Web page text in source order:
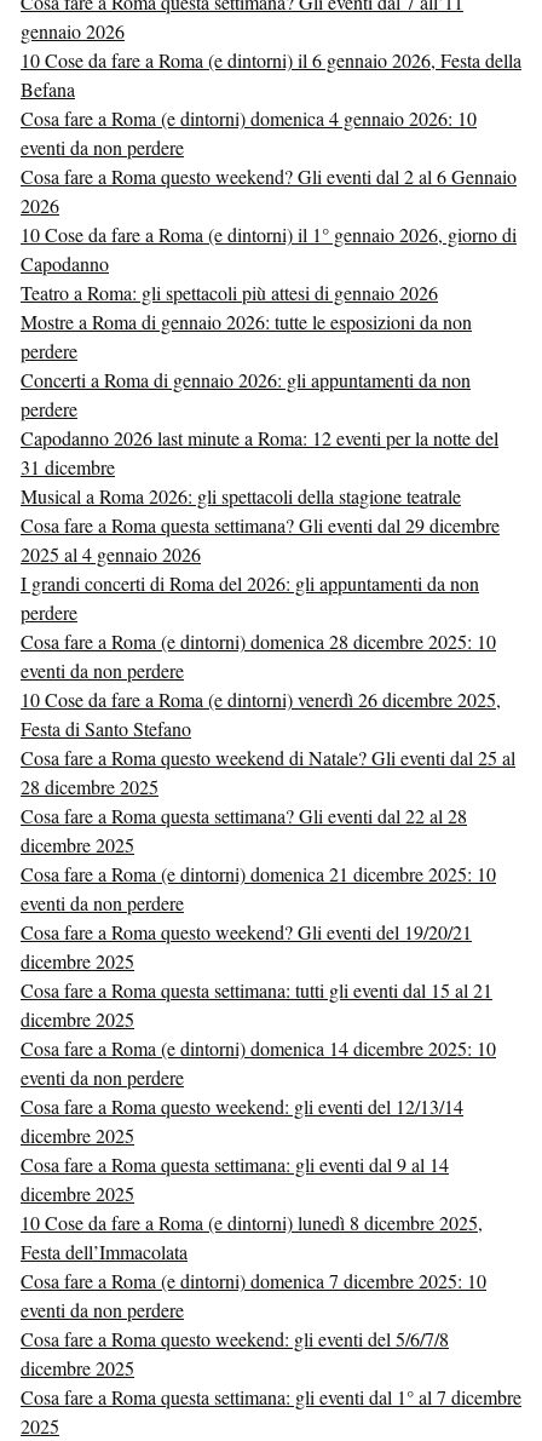
gennaio 2026
10 Cose da fare a Roma (e dintorni) il 6 gennaio 2026, Festa della
Befana
Cosa fare a Roma (e dintorni) domenica 4 gennaio 2026: 10
eventi da non perdere
Cosa fare a Roma questo weekend? Gli eventi dal 2 al 6 Gennaio
2026
10 Cose da fare a Roma (e dintorni) il 1° gennaio 2026, giorno di
Capodanno
Teatro a Roma: gli spettacoli più attesi di gennaio 2026
Mostre a Roma di gennaio 2026: tutte le esposizioni da non
perdere
Concerti a Roma di gennaio 2026: gli appuntamenti da non
perdere
Capodanno 2026 last minute a Roma: 12 eventi per la notte del
31 dicembre
Musical a Roma 2026: gli spettacoli della stagione teatrale
Cosa fare a Roma questa settimana? Gli eventi dal 29 dicembre
2025 al 4 gennaio 2026
I grandi concerti di Roma del 2026: gli appuntamenti da non
perdere
Cosa fare a Roma (e dintorni) domenica 28 dicembre 2025: 10
eventi da non perdere
10 Cose da fare a Roma (e dintorni) venerdì 26 dicembre 2025,
Festa di Santo Stefano
Cosa fare a Roma questo weekend di Natale? Gli eventi dal 25 al
28 dicembre 2025
Cosa fare a Roma questa settimana? Gli eventi dal 22 al 28
dicembre 2025
Cosa fare a Roma (e dintorni) domenica 21 dicembre 2025: 10
eventi da non perdere
Cosa fare a Roma questo weekend? Gli eventi del 19/20/21
dicembre 2025
Cosa fare a Roma questa settimana: tutti gli eventi dal 15 al 21
dicembre 2025
Cosa fare a Roma (e dintorni) domenica 14 dicembre 2025: 10
eventi da non perdere
Cosa fare a Roma questo weekend: gli eventi del 12/13/14
dicembre 2025
Cosa fare a Roma questa settimana: gli eventi dal 9 al 14
dicembre 2025
10 Cose da fare a Roma (e dintorni) lunedì 8 dicembre 2025,
Festa dell’Immacolata
Cosa fare a Roma (e dintorni) domenica 7 dicembre 2025: 10
eventi da non perdere
Cosa fare a Roma questo weekend: gli eventi del 5/6/7/8
dicembre 2025
Cosa fare a Roma questa settimana: gli eventi dal 1° al 7 dicembre
2025